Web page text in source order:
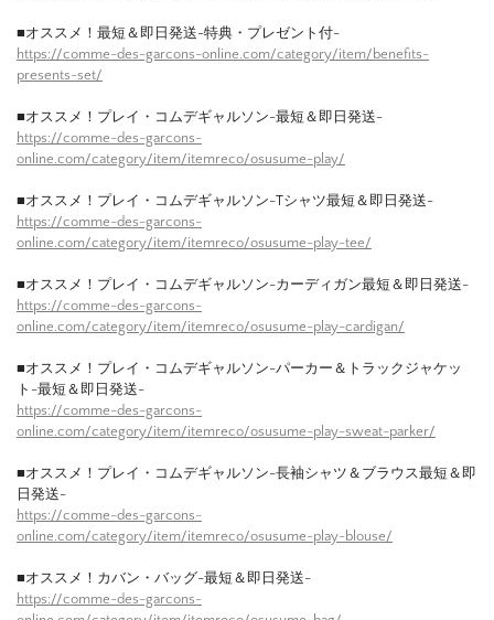
■オススメ！最短＆即日発送-特典・プレゼント付-
https://comme-des-garcons-online.com/category/item/benefits-
presents-set/
■オススメ！プレイ・コムデギャルソン-最短＆即日発送-
https://comme-des-garcons-
online.com/category/item/itemreco/osusume-play/
■オススメ！プレイ・コムデギャルソン-Tシャツ最短＆即日発送-
https://comme-des-garcons-
online.com/category/item/itemreco/osusume-play-tee/
■オススメ！プレイ・コムデギャルソン-カーディガン最短＆即日発送-
https://comme-des-garcons-
online.com/category/item/itemreco/osusume-play-cardigan/
■オススメ！プレイ・コムデギャルソン-パーカー＆トラックジャケッ
ト-最短＆即日発送-
https://comme-des-garcons-
online.com/category/item/itemreco/osusume-play-sweat-parker/
■オススメ！プレイ・コムデギャルソン-長袖シャツ＆ブラウス最短＆即
日発送-
https://comme-des-garcons-
online.com/category/item/itemreco/osusume-play-blouse/
■オススメ！カバン・バッグ-最短＆即日発送-
https://comme-des-garcons-